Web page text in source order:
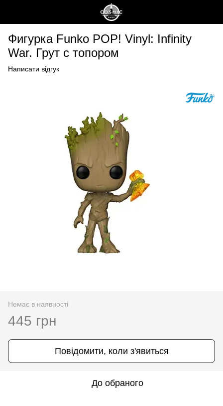
Фигурка Funko POP! Vinyl: Infinity
War. Грут с топором
Написати відгук
Немає в наявності
445 грн
Повідомити, коли з'явиться
До обраного